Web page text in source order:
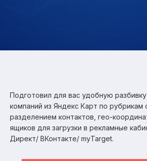
Подготовил для вас удобную
компаний из Яндекс Карт по рубрикам
разделением контактов, гео-
ящиков для загрузки в рекламные
Директ/ ВКонтакте/ myTarget.